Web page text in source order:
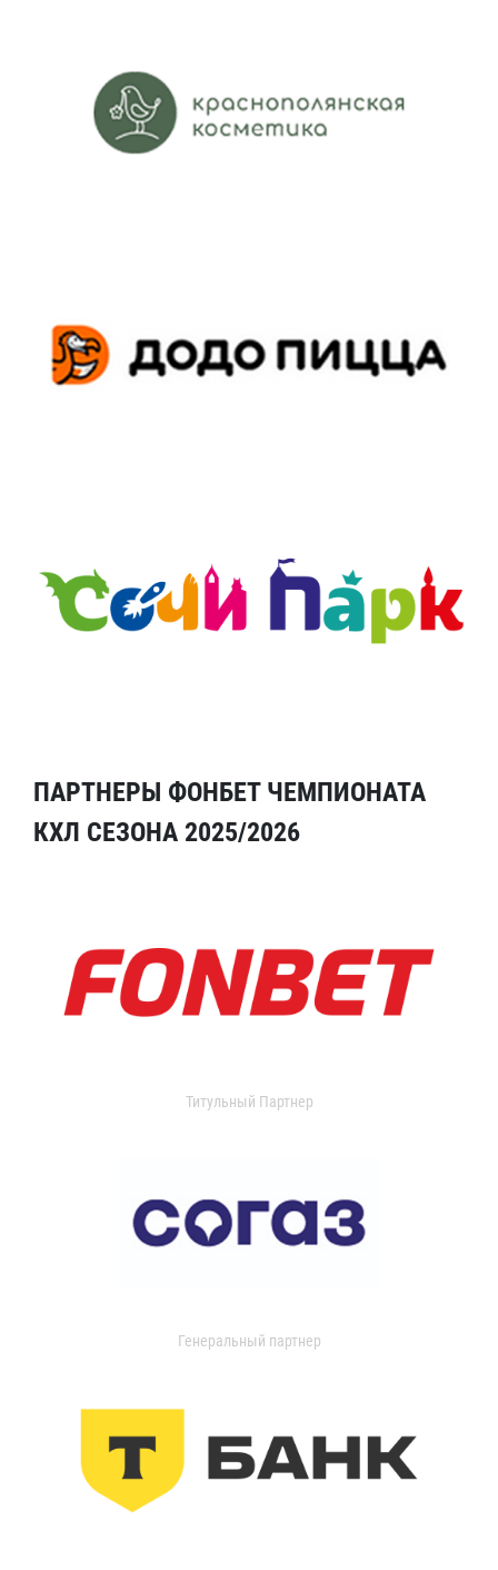
ПАРТНЕРЫ ФОНБЕТ ЧЕМПИОНАТА
КХЛ СЕЗОНА 2025/2026
Титульный Партнер
Генеральный партнер